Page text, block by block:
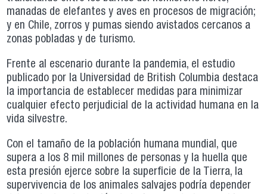
manadas de elefantes y aves en procesos de migración;
y en Chile, zorros y pumas siendo avistados cercanos a
zonas pobladas y de turismo.
Frente al escenario durante la pandemia, el estudio
publicado por la Universidad de British Columbia destaca
la importancia de establecer medidas para minimizar
cualquier efecto perjudicial de la actividad humana en la
vida silvestre.
Con el tamaño de la población humana mundial, que
supera a los 8 mil millones de personas y la huella que
esta presión ejerce sobre la superficie de la Tierra, la
supervivencia de los animales salvajes podría depender